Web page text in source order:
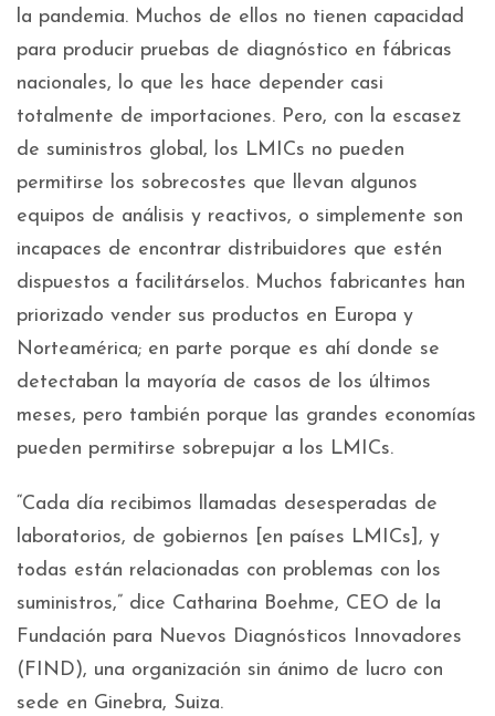
la pandemia. Muchos de ellos no tienen capacidad
para producir pruebas de diagnóstico en fábricas
nacionales, lo que les hace depender casi
totalmente de importaciones. Pero, con la escasez
de suministros global, los LMICs no pueden
permitirse los sobrecostes que llevan algunos
equipos de análisis y reactivos, o simplemente son
incapaces de encontrar distribuidores que estén
dispuestos a facilitárselos. Muchos fabricantes han
priorizado vender sus productos en Europa y
Norteamérica; en parte porque es ahí donde se
detectaban la mayoría de casos de los últimos
meses, pero también porque las grandes economías
pueden permitirse sobrepujar a los LMICs.
“Cada día recibimos llamadas desesperadas de
laboratorios, de gobiernos [en países LMICs], y
todas están relacionadas con problemas con los
suministros,” dice Catharina Boehme, CEO de la
Fundación para Nuevos Diagnósticos Innovadores
(FIND), una organización sin ánimo de lucro con
sede en Ginebra, Suiza.